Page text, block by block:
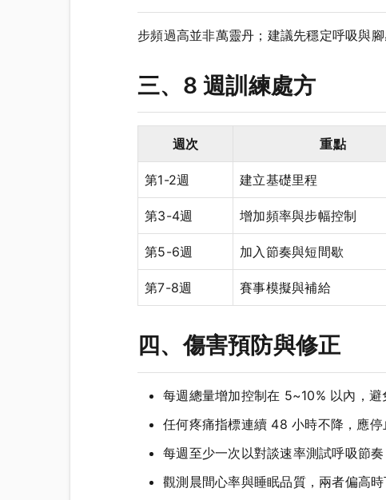
步頻過高並非萬靈丹；建議先穩定呼吸與
三、8 週訓練處方
週次 重點
第1-2週 建立基礎里程
第3-4週 增加頻率與步幅控制
第5-6週 加入節奏與短間歇
第7-8週 賽事模擬與補給
四、傷害預防與修正
每週總量增加控制在 5~10% 以內，避
任何疼痛指標連續 48 小時不降，應停
每週至少一次以對談速率測試呼吸節
觀測晨間心率與睡眠品質，兩者偏高時